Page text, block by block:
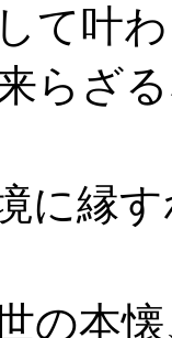
て叶
らざ
に縁
の本